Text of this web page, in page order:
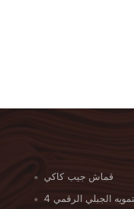
قماش جيب كاكي
الجبلي الرقمي